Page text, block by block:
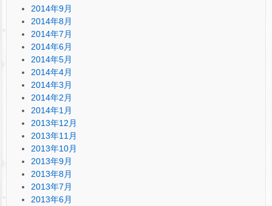
2014年9月
2014年8月
2014年7月
2014年6月
2014年5月
2014年4月
2014年3月
2014年2月
2014年1月
2013年12月
2013年11月
2013年10月
2013年9月
2013年8月
2013年7月
2013年6月